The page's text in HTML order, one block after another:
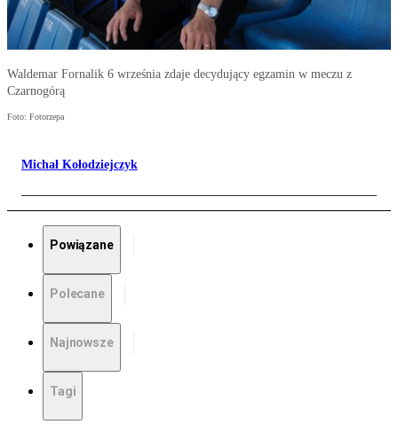
Waldemar Fornalik 6 września zdaje decydujący egzamin w meczu z
Czarnogórą
Foto: Fotorzepa
Michał Kołodziejczyk
Powiązane
Polecane
Najnowsze
Tagi